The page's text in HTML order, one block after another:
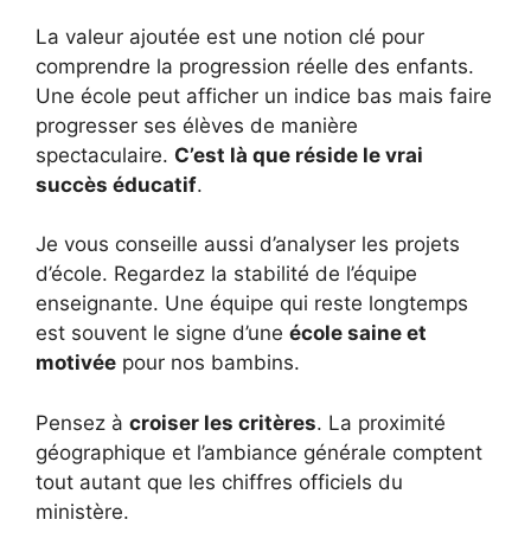
La valeur ajoutée est une notion clé pour
comprendre la progression réelle des enfants.
Une école peut afficher un indice bas mais faire
progresser ses élèves de manière
spectaculaire. C’est là que réside le vrai
succès éducatif.
Je vous conseille aussi d’analyser les projets
d’école. Regardez la stabilité de l’équipe
enseignante. Une équipe qui reste longtemps
est souvent le signe d’une école saine et
motivée pour nos bambins.
Pensez à croiser les critères. La proximité
géographique et l’ambiance générale comptent
tout autant que les chiffres officiels du
ministère.